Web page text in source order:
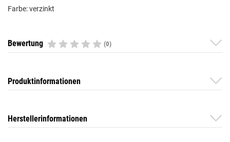
Farbe: verzinkt
Bewertung (0)
Produktinformationen
Herstellerinformationen